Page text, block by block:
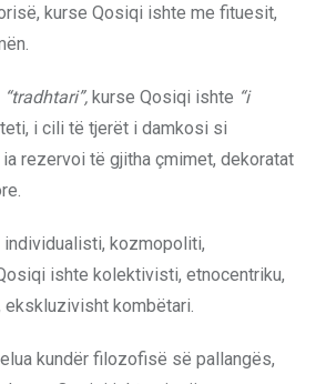
kurse Qosiqi ishte me fituesit,
“tradhtari”, kurse Qosiqi ishte “i
i cili të tjerët i damkosi si
rezervoi të gjitha çmimet, dekoratat
kozmopoliti,
ishte kolektivisti, etnocentriku,
kombëtari.
kundër filozofisë së pallangës,